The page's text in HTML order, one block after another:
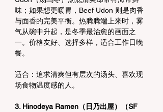
味；如果想更暖胃，Beef Udon 则是肉香
与面香的完美平衡。热腾腾端上来时，雾
气从碗中升起，是冬季最治愈的画面之
一。价格友好、选择多样，适合工作日晚
餐。
适合：追求清爽但有层次的汤头、喜欢现
场食物温度感的人。
3. Hinodeya Ramen（日乃出屋）（SF